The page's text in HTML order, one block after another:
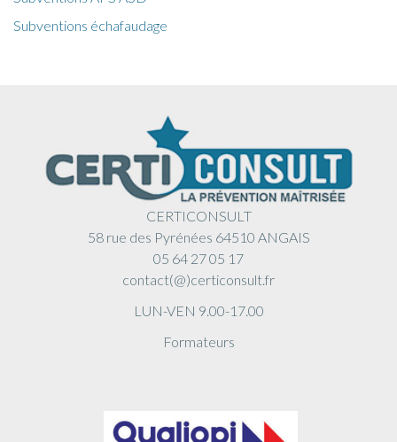
Subventions échafaudage
CERTICONSULT
58 rue des Pyrénées 64510 ANGAIS
05 64 27 05 17
contact(@)certiconsult.fr
LUN-VEN 9.00-17.00
Formateurs